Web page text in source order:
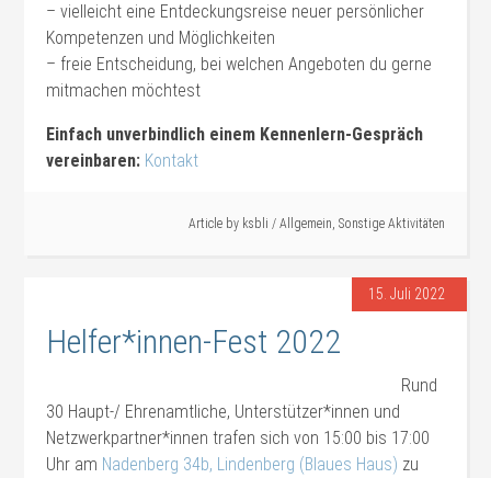
– vielleicht eine Entdeckungsreise neuer persönlicher
Kompetenzen und Möglichkeiten
– freie Entscheidung, bei welchen Angeboten du gerne
mitmachen möchtest
Einfach unverbindlich einem Kennenlern-Gespräch
vereinbaren: Kontakt
Article by ksbli / Allgemein, Sonstige Aktivitäten
15. Juli 2022
Helfer*innen-Fest 2022
Rund
30 Haupt-/ Ehrenamtliche, Unterstützer*innen und
Netzwerkpartner*innen trafen sich von 15:00 bis 17:00
Uhr am Nadenberg 34b, Lindenberg (Blaues Haus) zu